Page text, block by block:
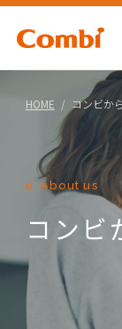
HOME コンビか
About us
コンビ